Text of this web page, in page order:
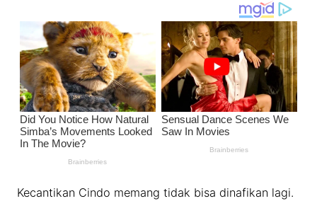
Kecantikan Cindo memang tidak bisa dinafikan lagi.